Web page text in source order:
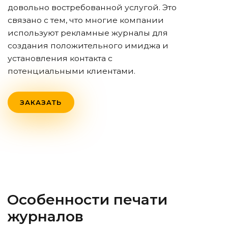
довольно востребованной услугой. Это
связано с тем, что многие компании
используют рекламные журналы для
создания положительного имиджа и
установления контакта с
потенциальными клиентами.
ЗАКАЗАТЬ
Особенности печати
журналов